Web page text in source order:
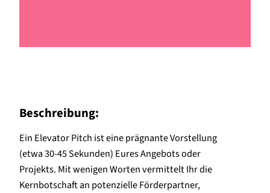
Beschreibung:
Ein Elevator Pitch ist eine prägnante Vorstellung
(etwa 30-45 Sekunden) Eures Angebots oder
Projekts. Mit wenigen Worten vermittelt Ihr die
Kernbotschaft an potenzielle Förderpartner,